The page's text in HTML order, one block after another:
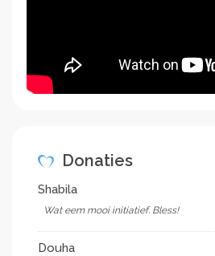
Donaties
Shabila
Wat eem mooi initiatief. Bless!
Douha